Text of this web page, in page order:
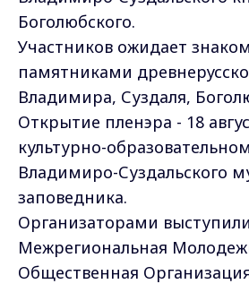
Боголюбского.
Участников ожидает
памятниками
Владимира, Суздаля,
Открытие пленэра - 18
культурно-
Владимиро-Суздальского
заповедника.
Организаторами
Межрегиональная
Общественная